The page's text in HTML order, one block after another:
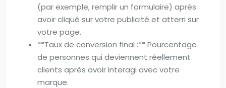
(par exemple, remplir un formulaire) après
avoir cliqué sur votre publicité et atterri sur
votre page.
**Taux de conversion final :** Pourcentage
de personnes qui deviennent réellement
clients après avoir interagi avec votre
marque.